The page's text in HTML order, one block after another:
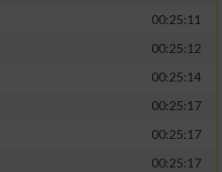
00:25:11
00:25:12
00:25:14
00:25:17
00:25:17
00:25:17